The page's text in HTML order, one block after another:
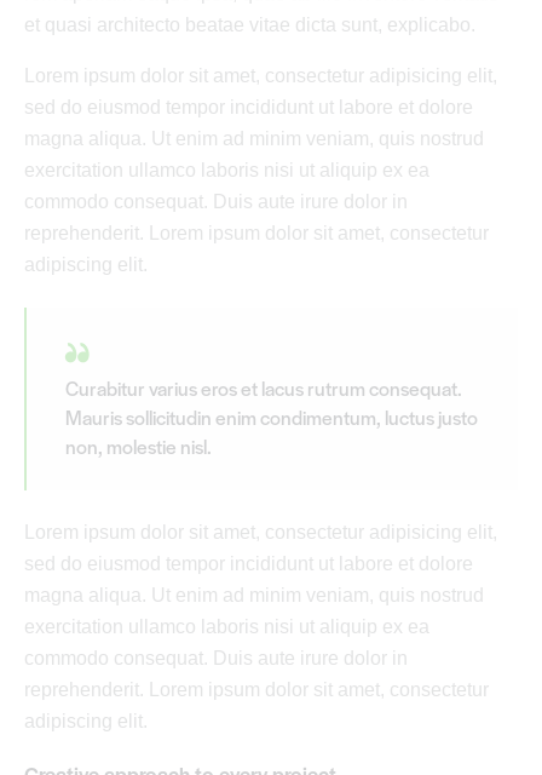
et quasi architecto beatae vitae dicta sunt, explicabo.
Lorem ipsum dolor sit amet, consectetur adipisicing elit,
sed do eiusmod tempor incididunt ut labore et dolore
magna aliqua. Ut enim ad minim veniam, quis nostrud
exercitation ullamco laboris nisi ut aliquip ex ea
commodo consequat. Duis aute irure dolor in
reprehenderit. Lorem ipsum dolor sit amet, consectetur
adipiscing elit.
Curabitur varius eros et lacus rutrum consequat.
Mauris sollicitudin enim condimentum, luctus justo
non, molestie nisl.
Lorem ipsum dolor sit amet, consectetur adipisicing elit,
sed do eiusmod tempor incididunt ut labore et dolore
magna aliqua. Ut enim ad minim veniam, quis nostrud
exercitation ullamco laboris nisi ut aliquip ex ea
commodo consequat. Duis aute irure dolor in
reprehenderit. Lorem ipsum dolor sit amet, consectetur
adipiscing elit.